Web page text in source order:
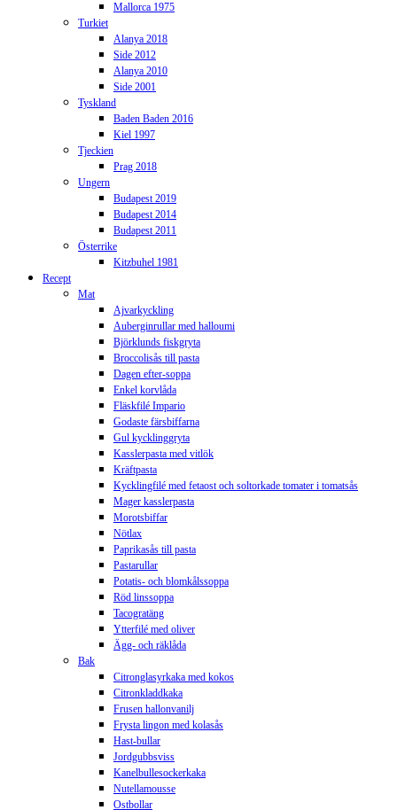
Mallorca 1975
Turkiet
Alanya 2018
Side 2012
Alanya 2010
Side 2001
Tyskland
Baden Baden 2016
Kiel 1997
Tjeckien
Prag 2018
Ungern
Budapest 2019
Budapest 2014
Budapest 2011
Österrike
Kitzbuhel 1981
Recept
Mat
Ajvarkyckling
Auberginrullar med halloumi
Björklunds fiskgryta
Broccolisås till pasta
Dagen efter-soppa
Enkel korvlåda
Fläskfilé Impario
Godaste färsbiffarna
Gul kycklinggryta
Kasslerpasta med vitlök
Kräftpasta
Kycklingfilé med fetaost och soltorkade tomater i tomatsås
Mager kasslerpasta
Morotsbiffar
Nötlax
Paprikasås till pasta
Pastarullar
Potatis- och blomkålssoppa
Röd linssoppa
Tacogratäng
Ytterfilé med oliver
Ägg- och räklåda
Bak
Citronglasyrkaka med kokos
Citronkladdkaka
Frusen hallonvanilj
Frysta lingon med kolasås
Hast-bullar
Jordgubbsviss
Kanelbullesockerkaka
Nutellamousse
Ostbollar